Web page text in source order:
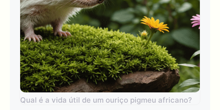
Qual é a vida útil de um ouriço pigmeu africano?